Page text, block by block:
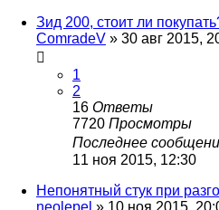
Зид 200, стоит ли
ComradeV » 30 авг 2015,
1
2
16 Ответы
7720 Просмотры
Последнее
11 ноя 2015, 12:30
Непонятный стук при
neolepel » 10 ноя 2015,